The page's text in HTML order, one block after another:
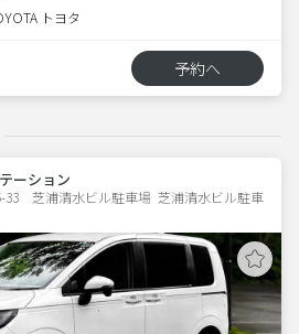
トヨタ
予約へ
ーション
33　芝浦清水ビル駐車場  芝浦清水ビル駐車